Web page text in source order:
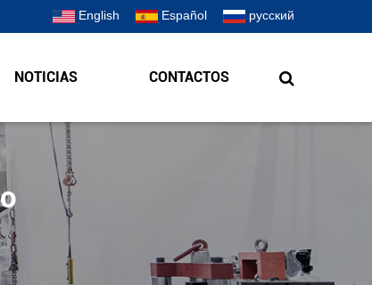
English Español русский
NOTICIAS CONTACTOS